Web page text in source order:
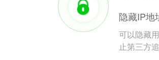
隐藏IP地
可以隐藏
止第三方